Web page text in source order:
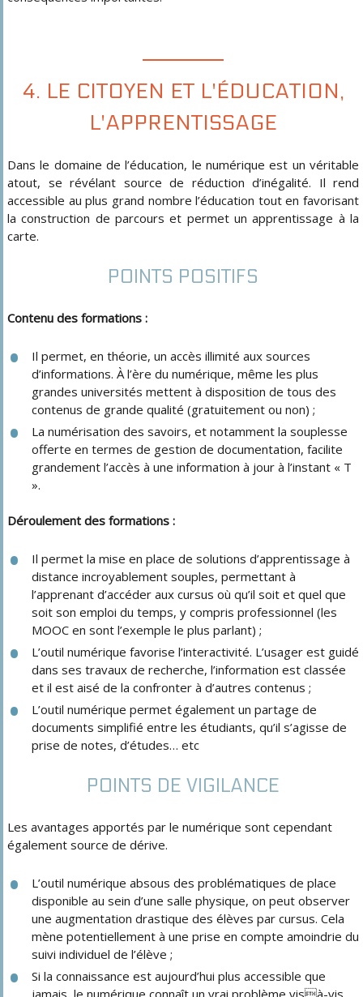
4. LE CITOYEN ET L'ÉDUCATION,
L'APPRENTISSAGE
Dans le domaine de l’éducation, le numérique est un véritable
atout, se révélant source de réduction d’inégalité. Il rend
accessible au plus grand nombre l’éducation tout en favorisant
la construction de parcours et permet un apprentissage à la
carte.
POINTS POSITIFS
Contenu des formations :
Il permet, en théorie, un accès illimité aux sources
d’informations. À l’ère du numérique, même les plus
grandes universités mettent à disposition de tous des
contenus de grande qualité (gratuitement ou non) ;
La numérisation des savoirs, et notamment la souplesse
offerte en termes de gestion de documentation, facilite
grandement l’accès à une information à jour à l’instant « T
».
Déroulement des formations :
Il permet la mise en place de solutions d’apprentissage à
distance incroyablement souples, permettant à
l’apprenant d’accéder aux cursus où qu’il soit et quel que
soit son emploi du temps, y compris professionnel (les
MOOC en sont l’exemple le plus parlant) ;
L’outil numérique favorise l’interactivité. L’usager est guidé
dans ses travaux de recherche, l’information est classée
et il est aisé de la confronter à d’autres contenus ;
L’outil numérique permet également un partage de
documents simplifié entre les étudiants, qu’il s’agisse de
prise de notes, d’études… etc
POINTS DE VIGILANCE
Les avantages apportés par le numérique sont cependant
également source de dérive.
L’outil numérique absous des problématiques de place
disponible au sein d’une salle physique, on peut observer
une augmentation drastique des élèves par cursus. Cela
mène potentiellement à une prise en compte amoindrie du
suivi individuel de l’élève ;
Si la connaissance est aujourd’hui plus accessible que